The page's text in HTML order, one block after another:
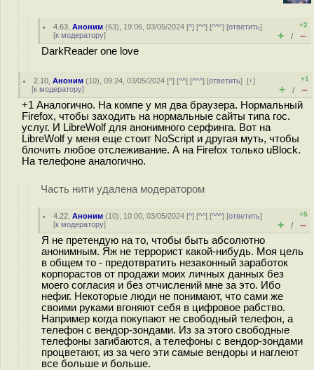
4.63 ,Аноним (63), 19:06, 03/05/2024 [^] [^^] [^^^] [ответить]
[к модератору]
+2
+ / –
DarkReader one love
2.10 ,Аноним (10), 09:24, 03/05/2024 [^] [^^] [^^^] [ответить][↑]
[к модератору]
+1
+ / –
+1 Аналогично. На компе у мя два браузера. Нормальный
Firefox, чтобы заходить на нормальные сайты типа гос.
услуг. И LibreWolf для анонимного серфинга. Вот на
LibreWolf у меня еще стоит NoScript и другая муть, чтобы
блочить любое отслеживание. А на Firefox только uBlock.
На телефоне аналогично.
Часть нити удалена модератором
4.22 ,Аноним (10), 10:00, 03/05/2024 [^] [^^] [^^^] [ответить]
[к модератору]
+5
+ / –
Я не претендую на то, чтобы быть абсолютно
анонимным. Яж не террорист какой-нибудь. Моя цель
в общем то - предотвратить незаконный заработок
корпорастов от продажи моих личных данных без
моего согласия и без отчислений мне за это. Ибо
нефиг. Некоторые люди не понимают, что сами же
своими руками вгоняют себя в цифровое рабство.
Например когда покупают не свободный телефон, а
телефон с вендор-зондами. Из за этого свободные
телефоны загибаются, а телефоны с вендор-зондами
процветают, из за чего эти самые вендоры и наглеют
все больше и больше.